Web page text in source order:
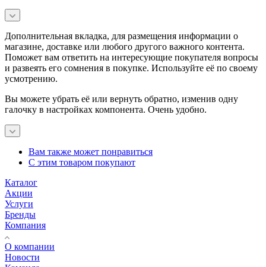
Дополнительная вкладка, для размещения информации о
магазине, доставке или любого другого важного контента.
Поможет вам ответить на интересующие покупателя вопросы
и развеять его сомнения в покупке. Используйте её по своему
усмотрению.
Вы можете убрать её или вернуть обратно, изменив одну
галочку в настройках компонента. Очень удобно.
Вам также может понравиться
С этим товаром покупают
Каталог
Акции
Услуги
Бренды
Компания
О компании
Новости